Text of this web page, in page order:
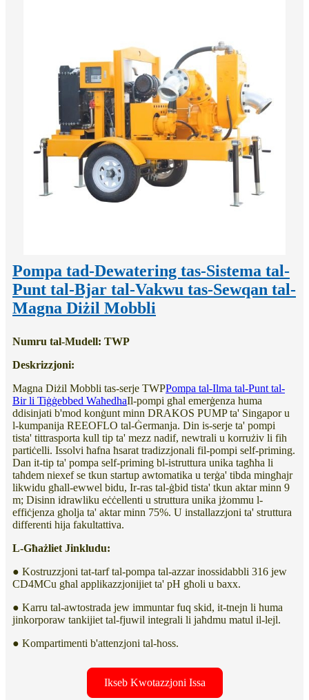
Pompa tad-Dewatering tas-Sistema tal-
Punt tal-Bjar tal-Vakwu tas-Sewqan tal-
Magna Diżil Mobbli
Numru tal-Mudell: TWP
Deskrizzjoni:
Magna Diżil Mobbli tas-serje TWPPompa tal-Ilma tal-Punt tal-
Bir li Tiġġebbed WaħedhaIl-pompi għal emerġenza huma
ddisinjati b'mod konġunt minn DRAKOS PUMP ta' Singapor u
l-kumpanija REEOFLO tal-Ġermanja. Din is-serje ta' pompi
tista' tittrasporta kull tip ta' mezz nadif, newtrali u korrużiv li fih
partiċelli. Issolvi ħafna ħsarat tradizzjonali fil-pompi self-priming.
Dan it-tip ta' pompa self-priming bl-istruttura unika tagħha li
taħdem niexef se tkun startup awtomatika u terġa' tibda mingħajr
likwidu għall-ewwel bidu, Ir-ras tal-ġbid tista' tkun aktar minn 9
m; Disinn idrawliku eċċellenti u struttura unika jżommu l-
effiċjenza għolja ta' aktar minn 75%. U installazzjoni ta' struttura
differenti hija fakultattiva.
L-Għażliet Jinkludu:
● Kostruzzjoni tat-tarf tal-pompa tal-azzar inossidabbli 316 jew
CD4MCu għal applikazzjonijiet ta' pH għoli u baxx.
● Karru tal-awtostrada jew immuntar fuq skid, it-tnejn li huma
jinkorporaw tankijiet tal-fjuwil integrali li jaħdmu matul il-lejl.
● Kompartimenti b'attenzjoni tal-ħoss.
Ikseb Kwotazzjoni Issa